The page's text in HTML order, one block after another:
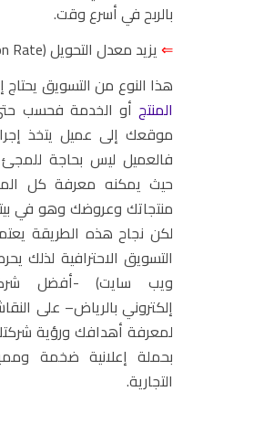
بالربح في أسرع وقت.
⇐يزيد معدل التحويل (Conversion Rate) :
هذا النوع من التسويق يحتاج
المنتج أو الخدمة فحسب
موقعك إلى عميل يتخذ
فالعميل ليس بحاجة
حيث يمكنه معرفة كل
منتجاتك وعروضك وهو في
لكن نجاح هذه الطريقة
التسويق الاحترافية لذلك
ويب سايت) -أفضل
إلكتروني بالرياض– على
لمعرفة أهدافك ورؤية
بحملة إعلانية ضخمة
التجارية.